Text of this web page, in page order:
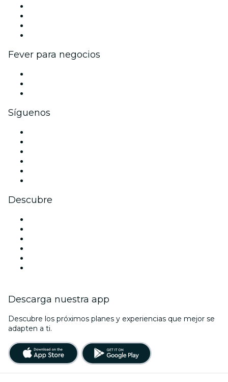
Fever para negocios
Síguenos
Descubre
Descarga nuestra app
Descubre los próximos planes y experiencias que mejor se
adapten a ti.